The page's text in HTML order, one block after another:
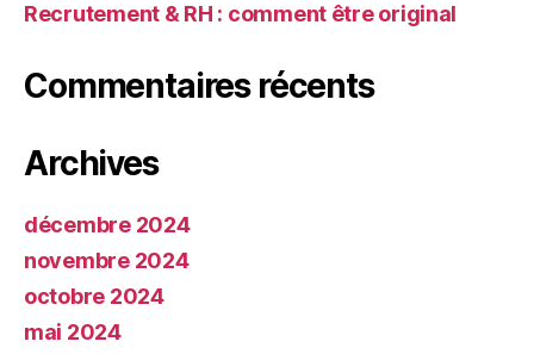
Recrutement & RH : comment être original
Commentaires récents
Archives
décembre 2024
novembre 2024
octobre 2024
mai 2024